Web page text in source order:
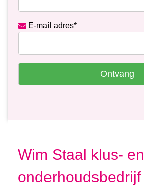
E-mail adres*
Ontvang
Wim Staal klus- en
onderhoudsbedrijf